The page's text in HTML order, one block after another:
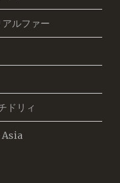
ルファー
ドリィ
Asia